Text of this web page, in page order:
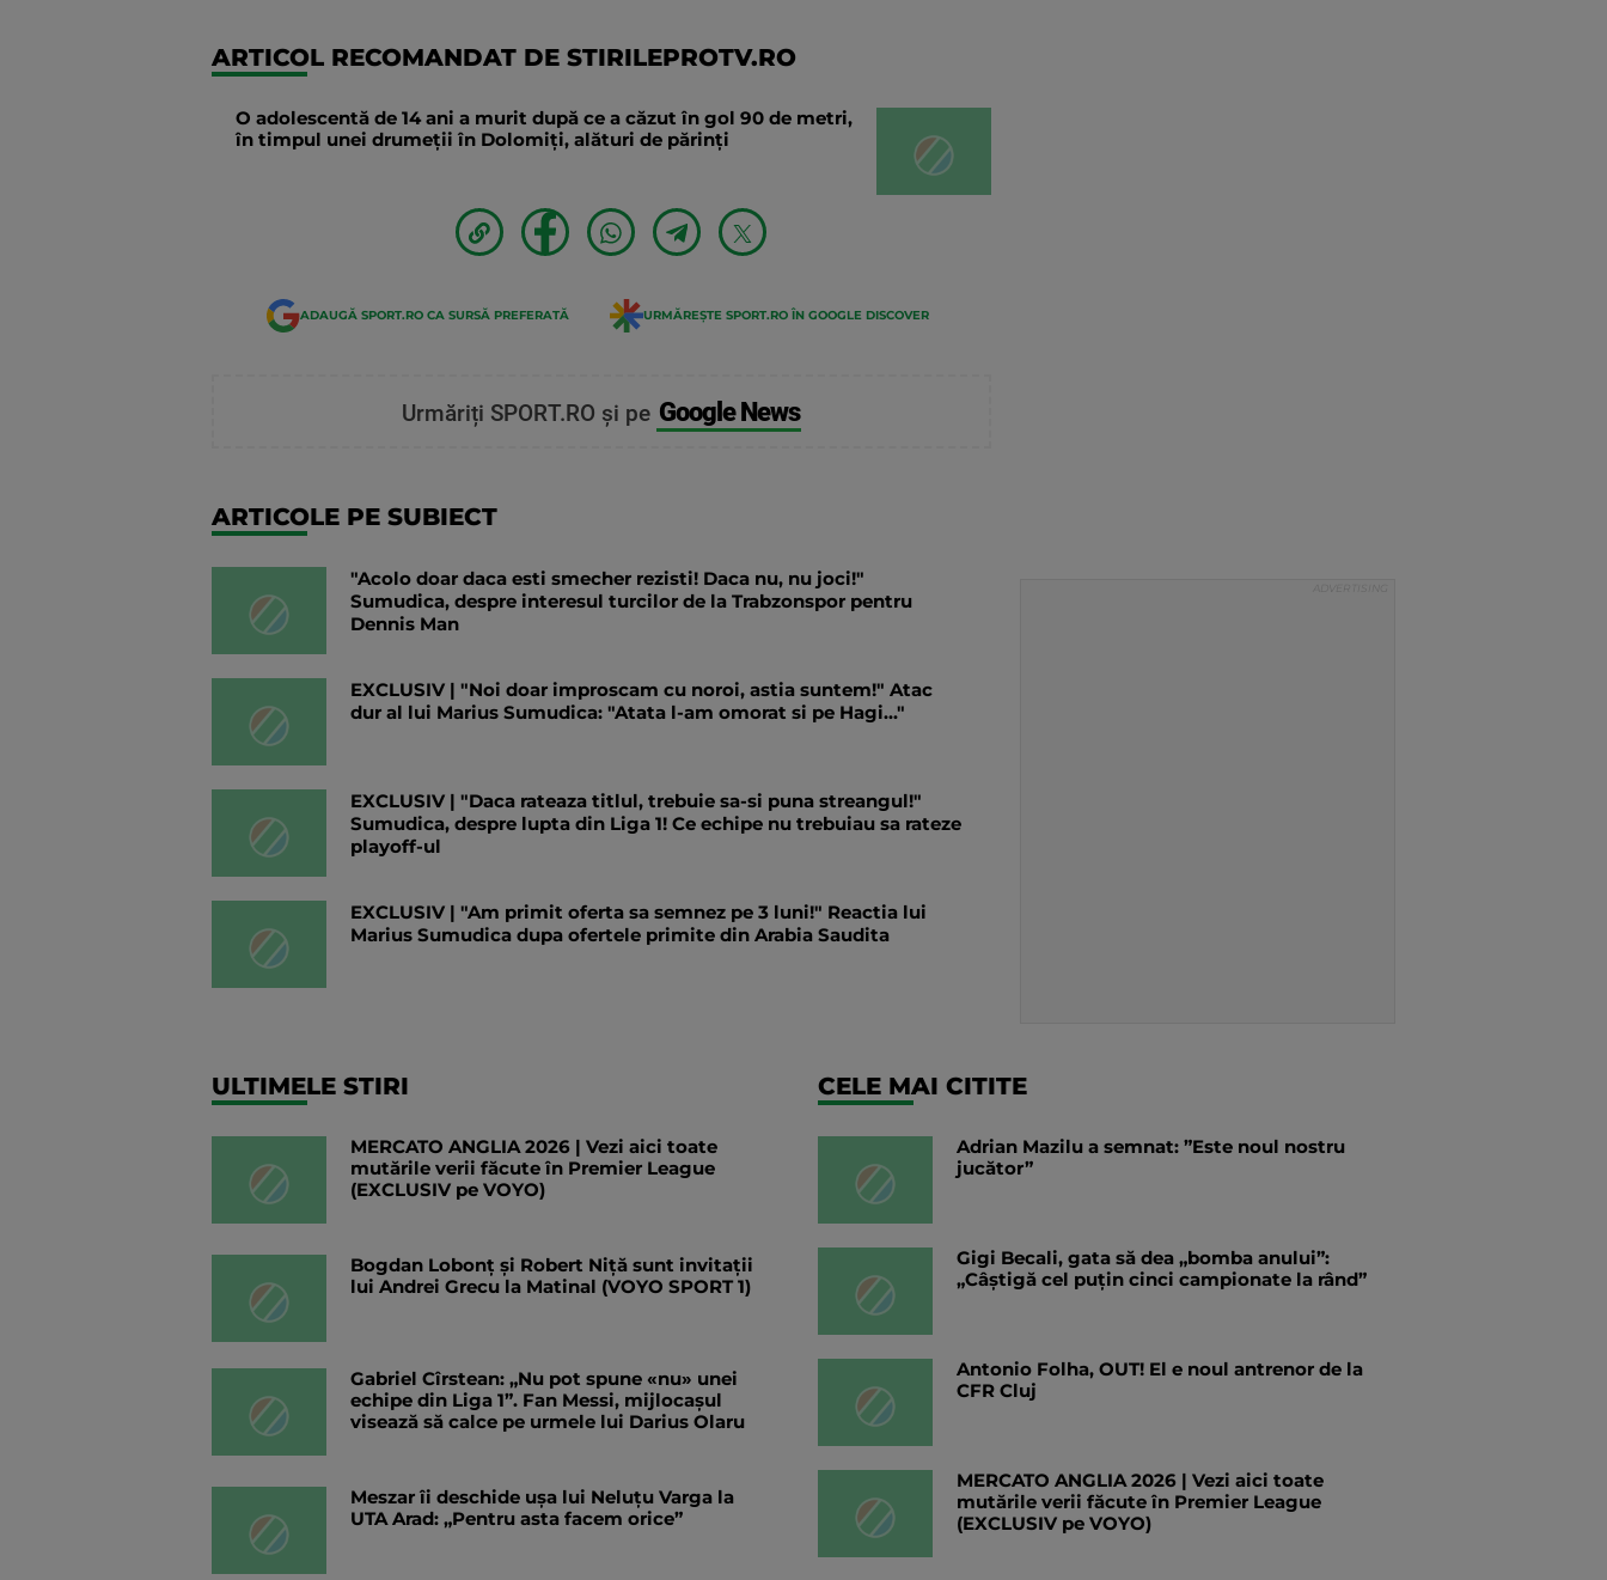
ARTICOL RECOMANDAT DE STIRILEPROTV.RO
O adolescentă de 14 ani a murit după ce a căzut în gol 90 de metri,
în timpul unei drumeții în Dolomiți, alături de părinți
ADAUGĂ SPORT.RO CA SURSĂ PREFERATĂ URMĂREȘTE SPORT.RO ÎN GOOGLE DISCOVER
Urmăriți SPORT.RO și pe Google News
ARTICOLE PE SUBIECT
"Acolo doar daca esti smecher rezisti! Daca nu, nu joci!"
Sumudica, despre interesul turcilor de la Trabzonspor pentru
Dennis Man
EXCLUSIV | "Noi doar improscam cu noroi, astia suntem!" Atac
dur al lui Marius Sumudica: "Atata l-am omorat si pe Hagi..."
EXCLUSIV | "Daca rateaza titlul, trebuie sa-si puna streangul!"
Sumudica, despre lupta din Liga 1! Ce echipe nu trebuiau sa rateze
playoff-ul
EXCLUSIV | "Am primit oferta sa semnez pe 3 luni!" Reactia lui
Marius Sumudica dupa ofertele primite din Arabia Saudita
ULTIMELE STIRI
MERCATO ANGLIA 2026 | Vezi aici toate
mutările verii făcute în Premier League
(EXCLUSIV pe VOYO)
Bogdan Lobonț și Robert Niță sunt invitații
lui Andrei Grecu la Matinal (VOYO SPORT 1)
Gabriel Cîrstean: „Nu pot spune «nu» unei
echipe din Liga 1”. Fan Messi, mijlocașul
visează să calce pe urmele lui Darius Olaru
Meszar îi deschide ușa lui Neluțu Varga la
UTA Arad: „Pentru asta facem orice”
CELE MAI CITITE
Adrian Mazilu a semnat: ”Este noul nostru
jucător”
Gigi Becali, gata să dea „bomba anului”:
„Câștigă cel puțin cinci campionate la rând”
Antonio Folha, OUT! El e noul antrenor de la
CFR Cluj
MERCATO ANGLIA 2026 | Vezi aici toate
mutările verii făcute în Premier League
(EXCLUSIV pe VOYO)